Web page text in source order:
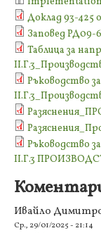
Доклад 93-425
Заповед РД09-
Таблица за
Ръководство
Ръководство
II.Г.3
Ивайло
Ср., 29/01/2025 - 21:14